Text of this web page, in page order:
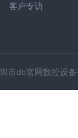
客户专访
市db官网数控设